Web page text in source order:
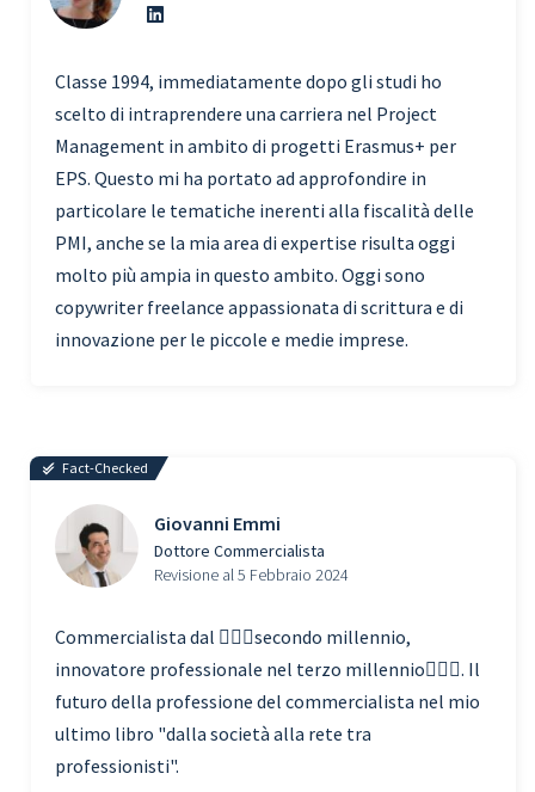
Classe 1994, immediatamente dopo gli studi ho
scelto di intraprendere una carriera nel Project
Management in ambito di progetti Erasmus+ per
EPS. Questo mi ha portato ad approfondire in
particolare le tematiche inerenti alla fiscalità delle
PMI, anche se la mia area di expertise risulta oggi
molto più ampia in questo ambito. Oggi sono
copywriter freelance appassionata di scrittura e di
innovazione per le piccole e medie imprese.
Fact-Checked
Giovanni Emmi
Dottore Commercialista
Revisione al 5 Febbraio 2024
Commercialista dal 🧗🏾‍♀️secondo millennio,
innovatore professionale nel terzo millennio🏃🏾‍♂️. Il
futuro della professione del commercialista nel mio
ultimo libro "dalla società alla rete tra
professionisti".